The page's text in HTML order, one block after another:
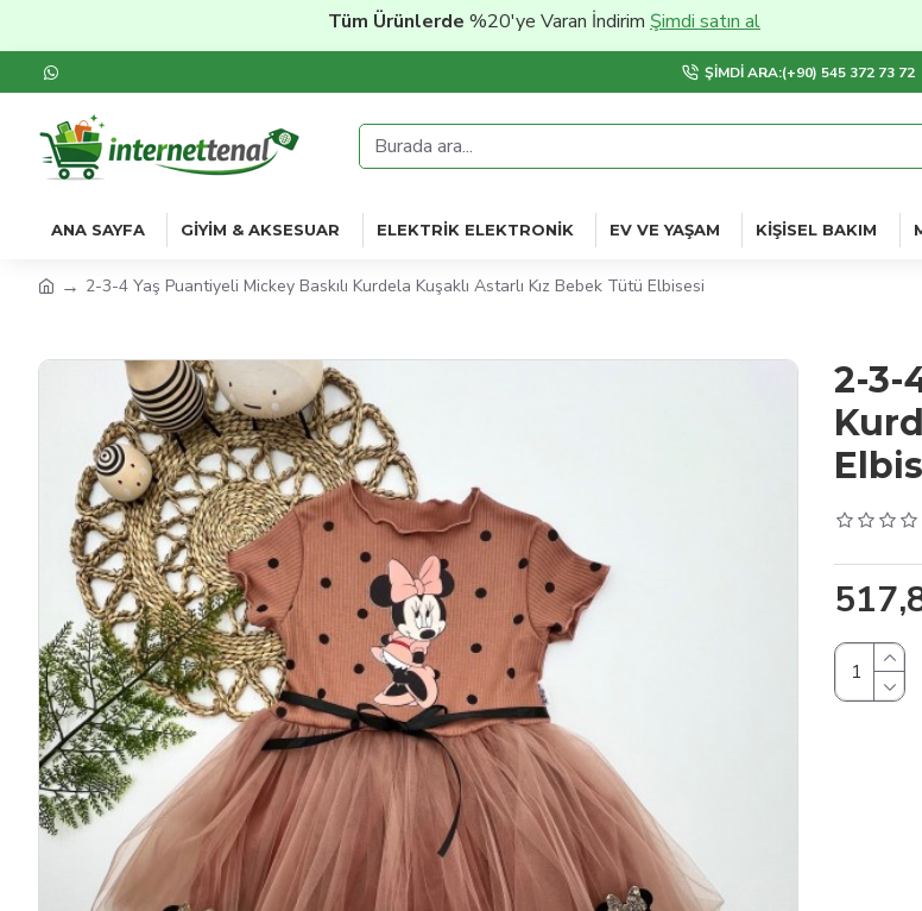
Tüm Ürünlerde%20'ye Varan İndirimŞimdi satın al
ŞIMDI ARA:(+90) 545 372 73 72
ANA SAYFA GIYIM & AKSESUAR ELEKTRIK ELEKTRONIK EV VE YAŞAM KIŞISEL BAKIM
2-3-4 Yaş Puantiyeli Mickey Baskılı Kurdela Kuşaklı Astarlı Kız Bebek Tütü Elbisesi
2-3-